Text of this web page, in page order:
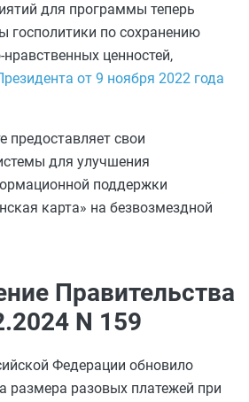
для программы теперь
госполитики по сохранению
ценностей,
от 9 ноября 2022 года
предоставляет свои
для улучшения
поддержки
карта» на безвозмездной
Правительства
N 159
Федерации обновило
размера разовых платежей при